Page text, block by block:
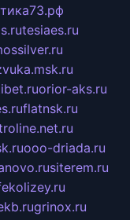
tesiaes.ru
orior-aks.ru
flatnsk.ru
ooo-driada.ru
siterem.ru
grinox.ru